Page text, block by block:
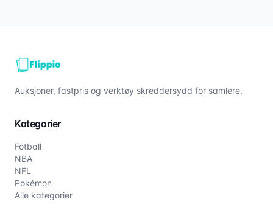
Auksjoner, fastpris og verktøy skreddersydd for samlere.
Kategorier
Fotball
NBA
NFL
Pokémon
Alle kategorier